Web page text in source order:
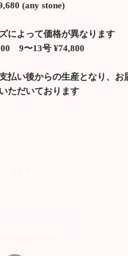
(any stone)
によって価格が異なります
9〜13号 ¥74,800
払い後からの生産となり、お
ただいております